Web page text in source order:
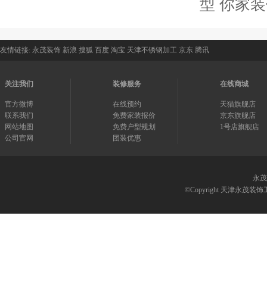
型 你家
友情链接: 永茂装饰 新浪 搜狐 百度 淘宝 天津不锈钢加工 京东 腾讯
关注我们
官方微博
联系我们
网站地图
公司官网
装修服务
在线预约
免费家装报价
免费户型规划
团装优惠
在线商城
天猫旗舰店
京东旗舰店
1号店旗舰店
永
©Copyright 天津永茂装